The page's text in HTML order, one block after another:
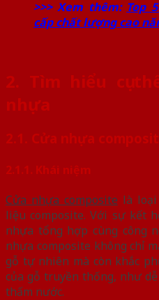
>>> Xem thêm: Top
cấp chất lượng cao
2. Tìm hiểu cụ
nhựa
2.1. Cửa nhựa
2.1.1. Khái niệm
Cửa nhựa composite là
liệu composite. Với sự kết
nhựa tổng hợp cùng công
nhựa composite không chỉ
gỗ tự nhiên mà còn khắc
của gỗ truyền thống, như
thấm nước.